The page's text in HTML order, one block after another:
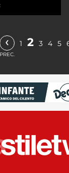
‹
PREC.
1 2 3 4 5